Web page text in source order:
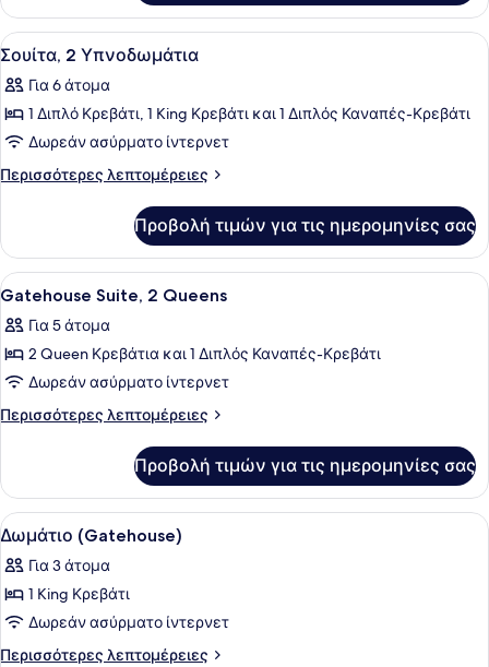
1
Υπνοδωμάτιο
Προβολή
όλων
των
φωτογραφιών
για
Σουίτα,
Υπνοδωμάτια
Σουίτα, 2 Υπνοδωμάτια |
11
Σουίτα, 2 Υπνοδωμάτια
Για 6 άτομα
1 Διπλό Κρεβάτι, 1 King Κρεβάτι και 1 Διπλός Καναπές-Κρεβάτι
Δωρεάν ασύρματο ίντερνετ
Περισσότερες λεπτομέρειες
Περισσότερες
2
Υπνοδωμάτια
Προβολή τιμών για τις ημερομηνίες σας
Προβολή
όλων
των
φωτογραφιών
για
Gatehouse
Queens
Κλινοσκεπάσματα υψηλής
14
Gatehouse Suite, 2 Queens
Για 5 άτομα
2 Queen Κρεβάτια και 1 Διπλός Καναπές-Κρεβάτι
Δωρεάν ασύρματο ίντερνετ
Περισσότερες λεπτομέρειες
Περισσότερες
Suite,
Queens
Προβολή τιμών για τις ημερομηνίες σας
Προβολή
όλων
των
φωτογραφιών
για
Δωμάτιο
Κλινοσκεπάσματα υψηλής
11
Δωμάτιο (Gatehouse)
Για 3 άτομα
1 King Κρεβάτι
Δωρεάν ασύρματο ίντερνετ
Περισσότερες λεπτομέρειες
Περισσότερες